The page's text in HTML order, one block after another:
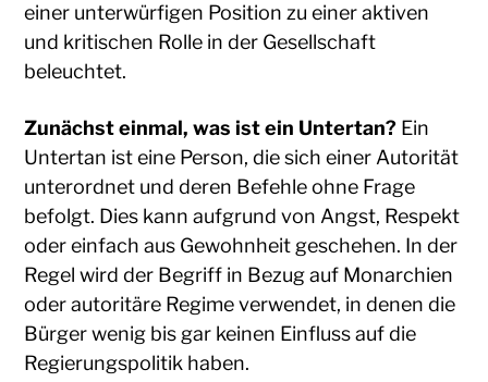
einer unterwürfigen Position zu einer aktiven
und kritischen Rolle in der Gesellschaft
beleuchtet.
Zunächst einmal, was ist ein Untertan? Ein
Untertan ist eine Person, die sich einer Autorität
unterordnet und deren Befehle ohne Frage
befolgt. Dies kann aufgrund von Angst, Respekt
oder einfach aus Gewohnheit geschehen. In der
Regel wird der Begriff in Bezug auf Monarchien
oder autoritäre Regime verwendet, in denen die
Bürger wenig bis gar keinen Einfluss auf die
Regierungspolitik haben.